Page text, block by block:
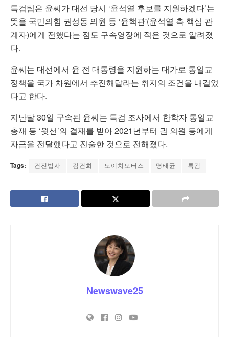
특검팀은 윤씨가 대선 당시 ‘윤석열 후보를 지원하겠다’는
뜻을 국민의힘 권성동 의원 등 ‘윤핵관'(윤석열 측 핵심 관
계자)에게 전했다는 점도 구속영장에 적은 것으로 알려졌
다.
윤씨는 대선에서 윤 전 대통령을 지원하는 대가로 통일교
정책을 국가 차원에서 추진해달라는 취지의 조건을 내걸었
다고 한다.
지난달 30일 구속된 윤씨는 특검 조사에서 한학자 통일교
총재 등 ‘윗선’의 결재를 받아 2021년부터 권 의원 등에게
자금을 전달했다고 진술한 것으로 전해졌다.
Tags: 건진법사 김건희 도이치모터스 명태균 특검
Newswave25